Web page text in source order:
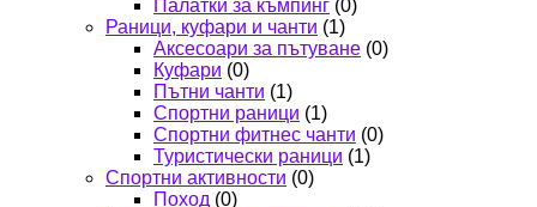
Палатки за къмпинг (0)
Раници, куфари и чанти (1)
Аксесоари за пътуване (0)
Куфари (0)
Пътни чанти (1)
Спортни раници (1)
Спортни фитнес чанти (0)
Туристически раници (1)
Спортни активности (0)
Поход (0)